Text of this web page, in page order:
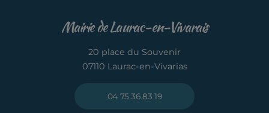
Mairie de Laurac-en-Vivarais
20 place du Souvenir
07110 Laurac-en-Vivarias
04 75 36 83 19